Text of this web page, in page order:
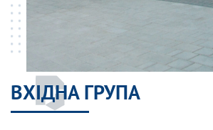
ВХІДНА ГРУПА